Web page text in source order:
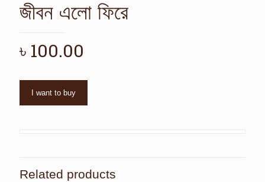
জীবন এলো ফিরে
৳ 100.00
I want to buy
Related products